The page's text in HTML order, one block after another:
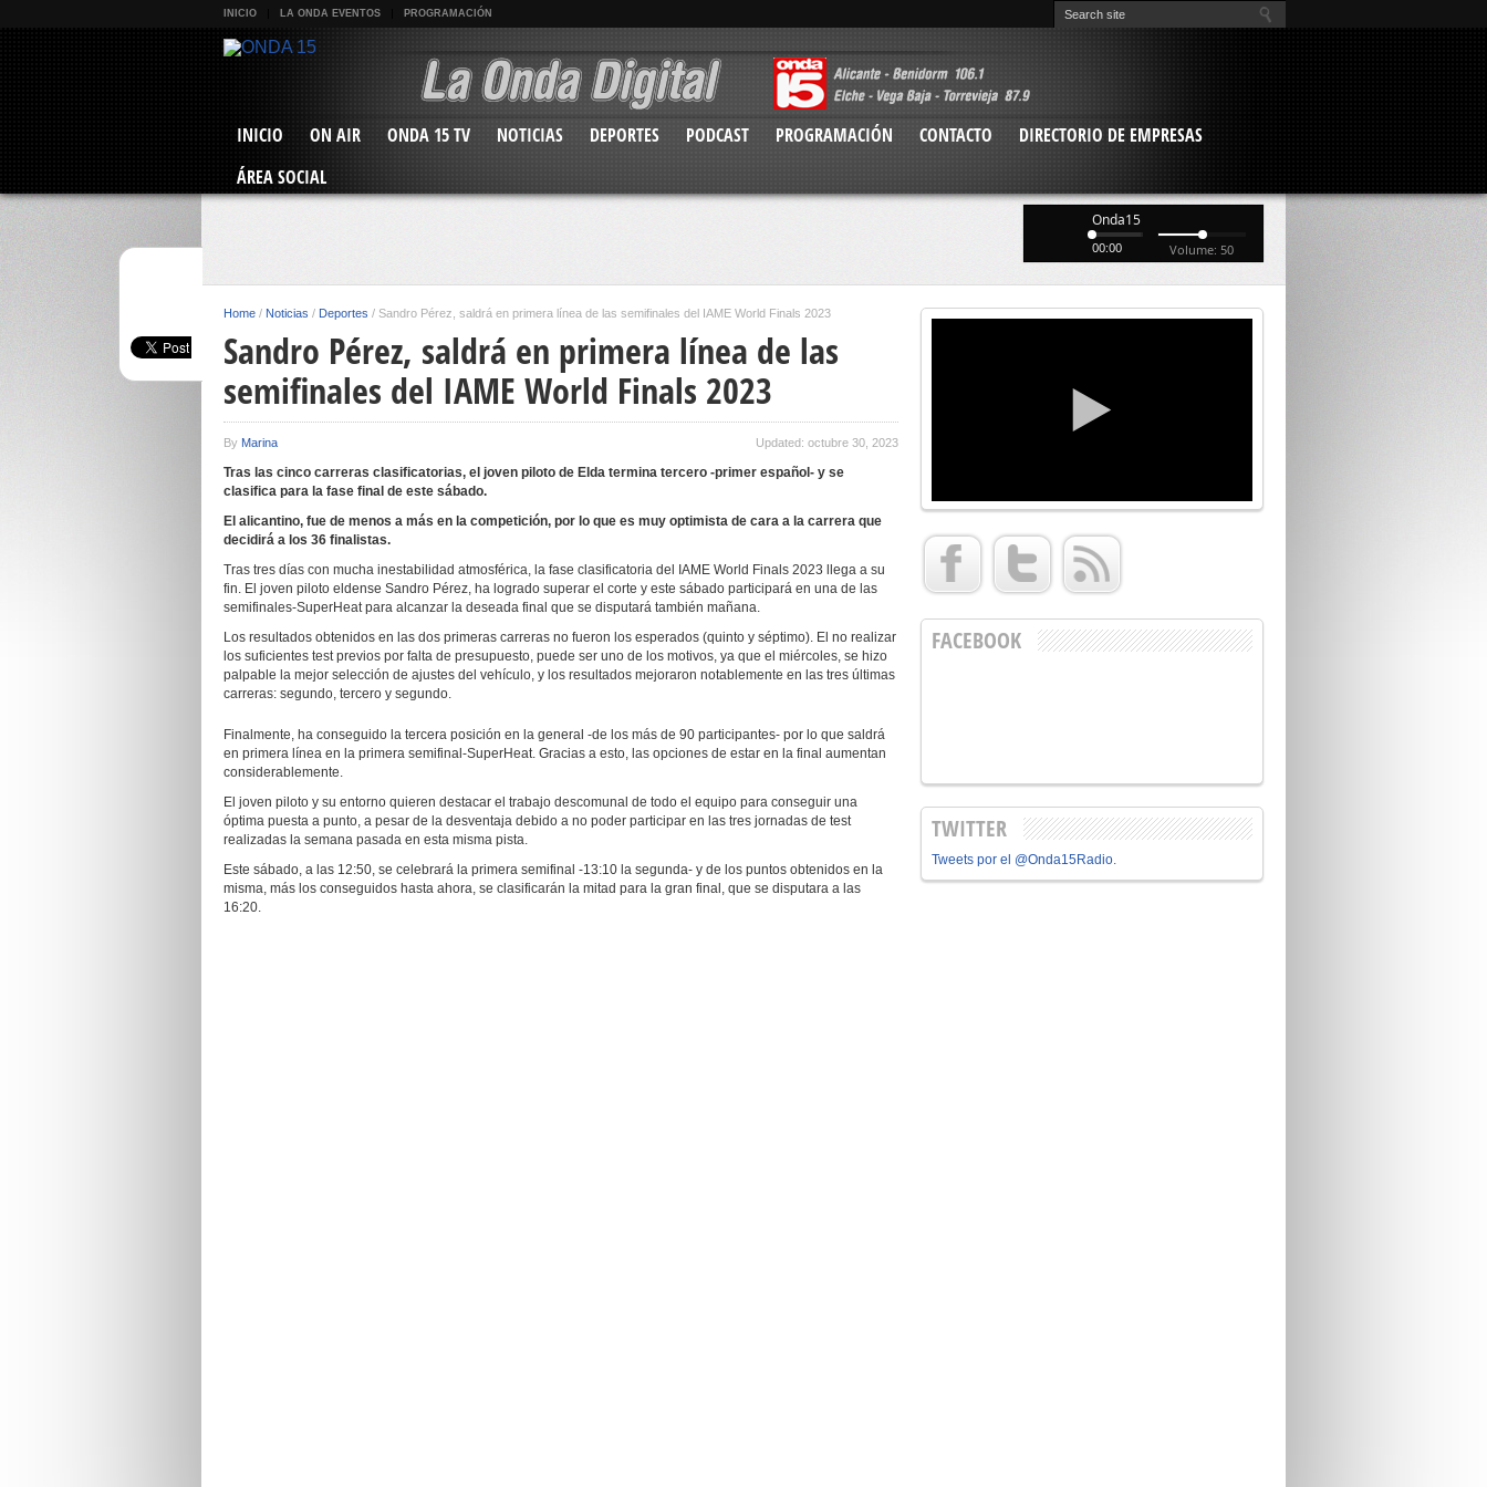
INICIO LA ONDA EVENTOS PROGRAMACIÓN
INICIO ON AIR ONDA 15 TV NOTICIAS DEPORTES PODCAST PROGRAMACIÓN CONTACTO
DIRECTORIO DE EMPRESAS
ÁREA SOCIAL
Onda15
00:00 Volume: 50
Home / Noticias / Deportes / Sandro Pérez, saldrá en primera línea de las semifinales del IAME World Finals 2023
Sandro Pérez, saldrá en primera línea de las
semifinales del IAME World Finals 2023
By Marina Updated: octubre 30, 2023
Tras las cinco carreras clasificatorias, el joven piloto de Elda termina tercero -primer español- y se
clasifica para la fase final de este sábado.
El alicantino, fue de menos a más en la competición, por lo que es muy optimista de cara a la carrera que
decidirá a los 36 finalistas.
Tras tres días con mucha inestabilidad atmosférica, la fase clasificatoria del IAME World Finals 2023 llega a su
fin. El joven piloto eldense Sandro Pérez, ha logrado superar el corte y este sábado participará en una de las
semifinales-SuperHeat para alcanzar la deseada final que se disputará también mañana.
Los resultados obtenidos en las dos primeras carreras no fueron los esperados (quinto y séptimo). El no realizar
los suficientes test previos por falta de presupuesto, puede ser uno de los motivos, ya que el miércoles, se hizo
palpable la mejor selección de ajustes del vehículo, y los resultados mejoraron notablemente en las tres últimas
carreras: segundo, tercero y segundo.
Finalmente, ha conseguido la tercera posición en la general -de los más de 90 participantes- por lo que saldrá
en primera línea en la primera semifinal-SuperHeat. Gracias a esto, las opciones de estar en la final aumentan
considerablemente.
El joven piloto y su entorno quieren destacar el trabajo descomunal de todo el equipo para conseguir una
óptima puesta a punto, a pesar de la desventaja debido a no poder participar en las tres jornadas de test
realizadas la semana pasada en esta misma pista.
Este sábado, a las 12:50, se celebrará la primera semifinal -13:10 la segunda- y de los puntos obtenidos en la
misma, más los conseguidos hasta ahora, se clasificarán la mitad para la gran final, que se disputara a las
16:20.
FACEBOOK
TWITTER
Tweets por el @Onda15Radio.